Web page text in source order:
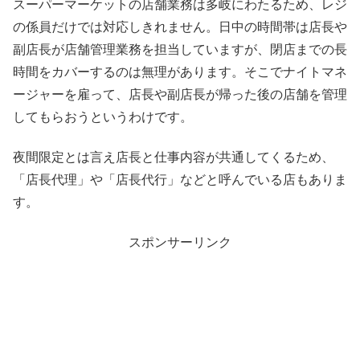
スーパーマーケットの店舗業務は多岐にわたるため、レジ
の係員だけでは対応しきれません。日中の時間帯は店長や
副店長が店舗管理業務を担当していますが、閉店までの長
時間をカバーするのは無理があります。そこでナイトマネ
ージャーを雇って、店長や副店長が帰った後の店舗を管理
してもらおうというわけです。
夜間限定とは言え店長と仕事内容が共通してくるため、
「店長代理」や「店長代行」などと呼んでいる店もありま
す。
スポンサーリンク